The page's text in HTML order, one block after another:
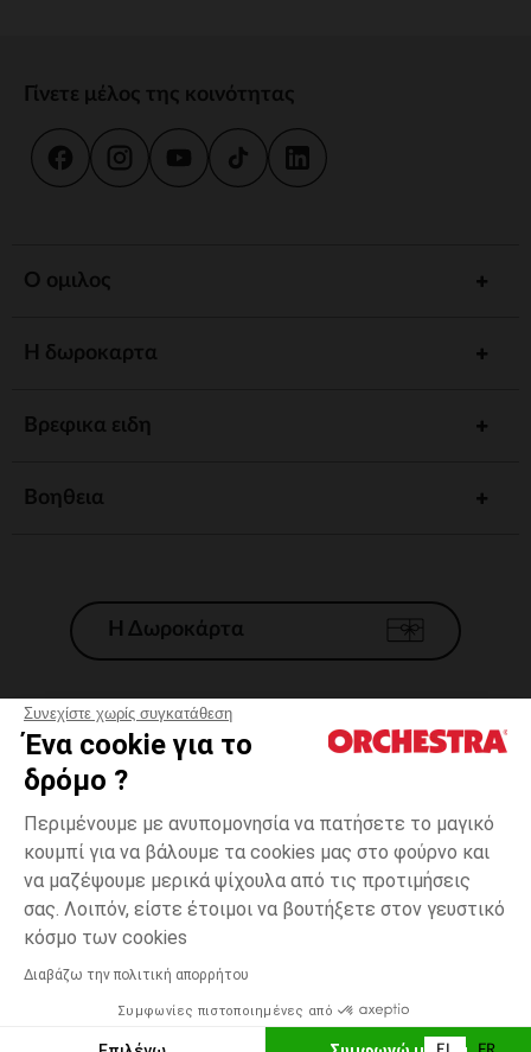
Συνεχίστε χωρίς συγκατάθεση
Ένα cookie για το
δρόμο ?
Περιμένουμε με ανυπομονησία να πατήσετε το μαγικό
κουμπί για να βάλουμε τα cookies μας στο φούρνο και
να μαζέψουμε μερικά ψίχουλα από τις προτιμήσεις
σας. Λοιπόν, είστε έτοιμοι να βουτήξετε στον γευστικό
κόσμο των cookies
Διαβάζω την πολιτική απορρήτου
Συμφωνίες πιστοποιημένες από
Bleu
one
Δυνατότητα πληρωμής με
ΕΠΙΛΟΓΗ ΜΕΓΕΘΟΥΣ
Γίνετε μέλος της κοινότητας
Ο ομιλος
Η δωροκαρτα
Βρεφικα ειδη
Βοηθεια
Η Δωροκάρτα
Γενικοί 'Οροι Πώλησης
*Εμπορικες προσφορες
Προσωπικά δεδομένα
Διαχείρηση των cookies
Προσβασιμότητα: μη συμμορφούμενη
H Orchestra συμμετέχει στον κωδικά δεοντολογίας και στο σύστημα
μεσολάβησης της Γαλλικής Ομοσπονδίας Ηλεκτρονικού Εμπορίου.